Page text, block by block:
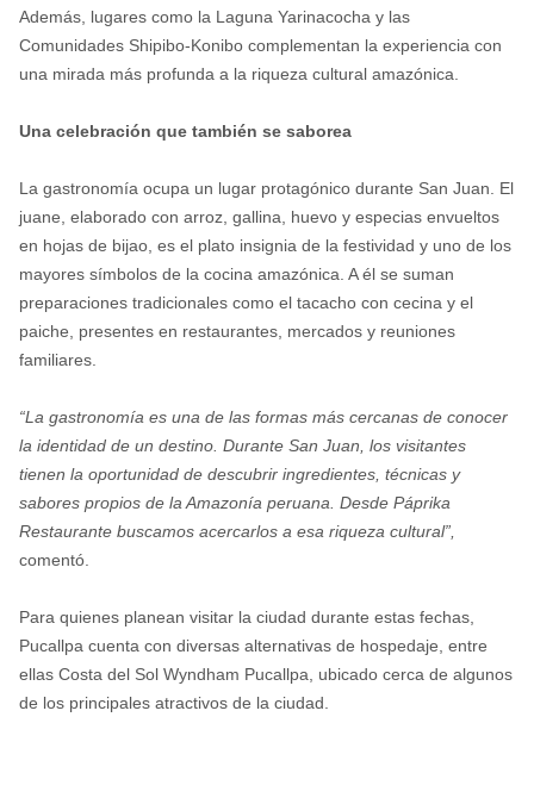
Además, lugares como la Laguna Yarinacocha y las
Comunidades Shipibo-Konibo complementan la experiencia con
una mirada más profunda a la riqueza cultural amazónica.
Una celebración que también se saborea
La gastronomía ocupa un lugar protagónico durante San Juan. El
juane, elaborado con arroz, gallina, huevo y especias envueltos
en hojas de bijao, es el plato insignia de la festividad y uno de los
mayores símbolos de la cocina amazónica. A él se suman
preparaciones tradicionales como el tacacho con cecina y el
paiche, presentes en restaurantes, mercados y reuniones
familiares.
“La gastronomía es una de las formas más cercanas de conocer
la identidad de un destino. Durante San Juan, los visitantes
tienen la oportunidad de descubrir ingredientes, técnicas y
sabores propios de la Amazonía peruana. Desde Páprika
Restaurante buscamos acercarlos a esa riqueza cultural”,
comentó.
Para quienes planean visitar la ciudad durante estas fechas,
Pucallpa cuenta con diversas alternativas de hospedaje, entre
ellas Costa del Sol Wyndham Pucallpa, ubicado cerca de algunos
de los principales atractivos de la ciudad.